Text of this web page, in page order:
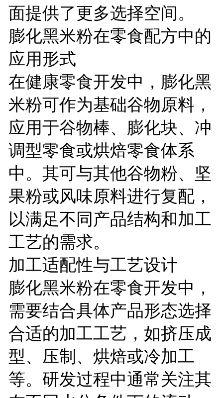
面提供了更多选择空间。
膨化黑米粉在零食配方中的
应用形式
在健康零食开发中，膨化黑
米粉可作为基础谷物原料，
应用于谷物棒、膨化块、冲
调型零食或烘焙零食体系
中。其可与其他谷物粉、坚
果粉或风味原料进行复配，
以满足不同产品结构和加工
工艺的需求。
加工适配性与工艺设计
膨化黑米粉在零食开发中，
需要结合具体产品形态选择
合适的加工工艺，如挤压成
型、压制、烘焙或冷加工
等。研发过程中通常关注其